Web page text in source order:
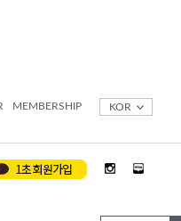
MEMBERSHIP KOR